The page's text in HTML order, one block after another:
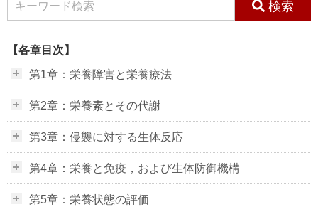
検索
【各章目次】
第1章：栄養障害と栄養療法
第2章：栄養素とその代謝
第3章：侵襲に対する生体反応
第4章：栄養と免疫，および生体防御機構
第5章：栄養状態の評価